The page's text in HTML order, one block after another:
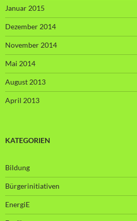
Januar 2015
Dezember 2014
November 2014
Mai 2014
August 2013
April 2013
KATEGORIEN
Bildung
Bürgerinitiativen
EnergiE